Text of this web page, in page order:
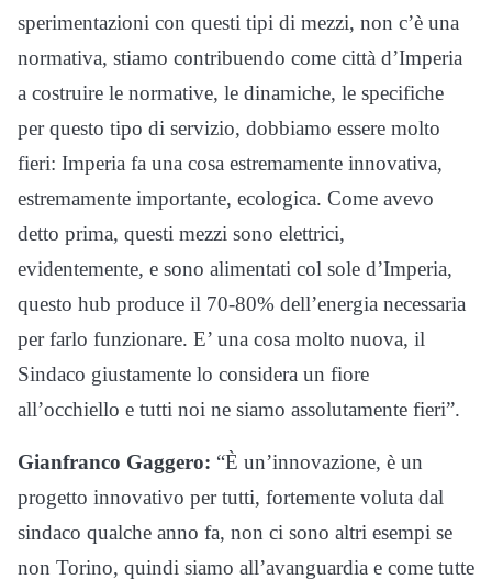
sperimentazioni con questi tipi di mezzi, non c’è una
normativa, stiamo contribuendo come città d’Imperia
a costruire le normative, le dinamiche, le specifiche
per questo tipo di servizio, dobbiamo essere molto
fieri: Imperia fa una cosa estremamente innovativa,
estremamente importante, ecologica. Come avevo
detto prima, questi mezzi sono elettrici,
evidentemente, e sono alimentati col sole d’Imperia,
questo hub produce il 70-80% dell’energia necessaria
per farlo funzionare. E’ una cosa molto nuova, il
Sindaco giustamente lo considera un fiore
all’occhiello e tutti noi ne siamo assolutamente fieri”.
Gianfranco Gaggero: “È un’innovazione, è un
progetto innovativo per tutti, fortemente voluta dal
sindaco qualche anno fa, non ci sono altri esempi se
non Torino, quindi siamo all’avanguardia e come tutte